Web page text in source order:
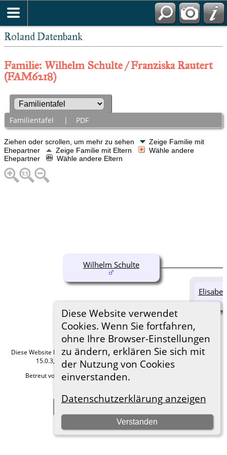
Roland Datenbank
Diese Website verwendet
Cookies. Wenn Sie fortfahren,
ohne Ihre Browser-Einstellungen
zu ändern, erklären Sie sich mit
der Nutzung von Cookies
einverstanden.
Datenschutzerklärung anzeigen
Verstanden
Familie: Wilhelm Schulte / Franziska Rautert
(FAM6218)
Familientafel | PDF
Ziehen oder scrollen, um mehr zu sehen
Zeige Familie mit
Ehepartner
Zeige Familie mit Eltern
Wähle andere
Ehepartner
Wähle andere Eltern
Wilhelm Schulte
Diese Website läuft mitThe Next Generation of Genealogy Sitebuilding
15.0.3, programmiert von Darrin Lythgoe © 2001-2026.
Betreut von
Roland zu Dortmund e.V.
Zur Desktop-Webseite wechseln